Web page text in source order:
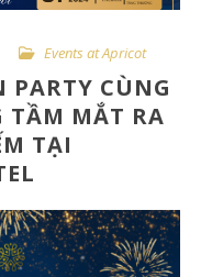
Events at Apricot
PARTY CÙNG
TẦM MẮT RA
TẠI